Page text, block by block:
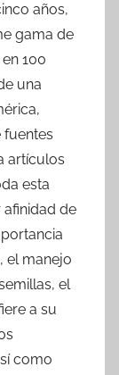
años,
gama de
100
una
fuentes
artículos
esta
de
el manejo
el
a su
como